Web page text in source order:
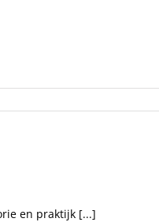
en praktijk [...]